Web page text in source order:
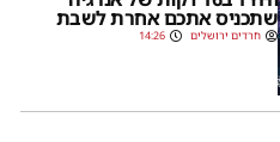
שתכניס אתכם אחרת לשבת
חרדים ירושלים 14:26